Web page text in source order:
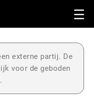
externe partij. De
voor de geboden